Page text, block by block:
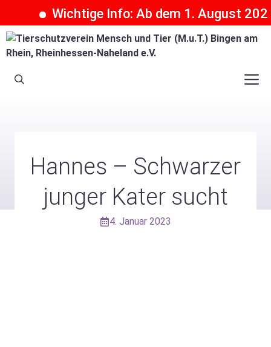
Wichtige Info: Ab dem 1. August
Zum
Inhalt
springen
Hannes – Schwarzer
junger Kater sucht
4. Januar 2023